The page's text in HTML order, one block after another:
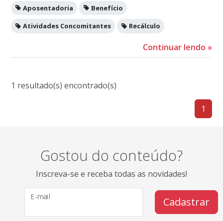
Aposentadoria Benefício
Atividades Concomitantes Recálculo
Continuar lendo »
1 resultado(s) encontrado(s)
1
Gostou do conteúdo?
Inscreva-se e receba todas as novidades!
E-mail Cadastrar